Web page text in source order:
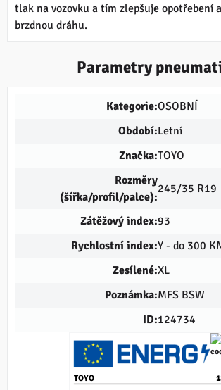
tlak na vozovku a tím zlepšuje opotřebení
brzdnou dráhu.
Parametry
Kategorie:OSOBNÍ
Období:Letní
Značka:TOYO
Rozměry
(šířka/profil/palce):
245/35 R19
Zátěžový index:93
Rychlostní index:Y - do 300
Zesílené:XL
Poznámka:MFS BSW
ID:124734
TOYO